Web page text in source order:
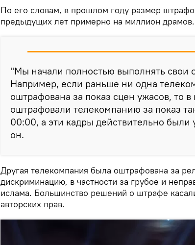
По его словам, в прошлом году размер
предыдущих лет примерно на миллион драмов.
"Мы начали полностью выполнять свои
Например, если раньше ни одна
оштрафована за показ сцен ужасов, то
оштрафовали телекомпанию за показ
00:00, а эти кадры действительно
он.
Другая телекомпания была оштрафована за
дискриминацию, в частности за грубое и
ислама. Большинство решений о штрафе
авторских прав.